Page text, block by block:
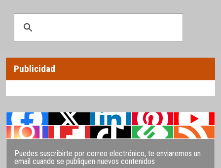
Publicidad
Puedes suscribirte por correo electrónico, te enviaremos un
email cuando se publiquen nuevos contenidos